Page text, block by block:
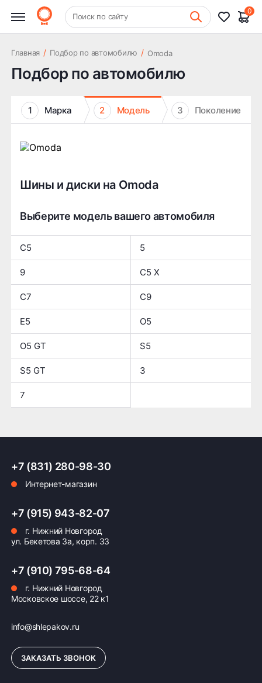
+7 (831) 261-35-35 Шиномонтаж
Поиск по сайту
0
Главная / Подбор по автомобилю / Omoda
Подбор по автомобилю
1 Марка 2 Модель 3 Поколение
Шины и диски на Omoda
Выберите модель вашего автомобиля
C5 5
9 C5 X
C7 C9
E5 O5
O5 GT S5
S5 GT 3
7
+7 (831) 280-98-30
Интернет-магазин
+7 (915) 943-82-07
г. Нижний Новгород
ул. Бекетова 3а, корп. 33
+7 (910) 795-68-64
г. Нижний Новгород
Московское шоссе, 22 к1
info@shlepakov.ru
ЗАКАЗАТЬ ЗВОНОК